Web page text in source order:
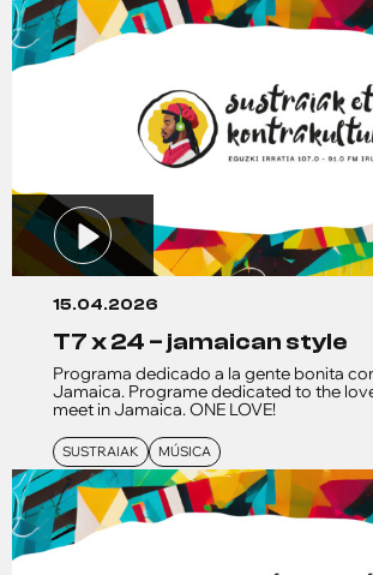
15.04.2026
t7 x 24 – jamaican style
Programa dedicado a la gente bonita
Jamaica. Programe dedicated to the
meet in Jamaica. ONE LOVE!
SUSTRAIAK MÚSICA